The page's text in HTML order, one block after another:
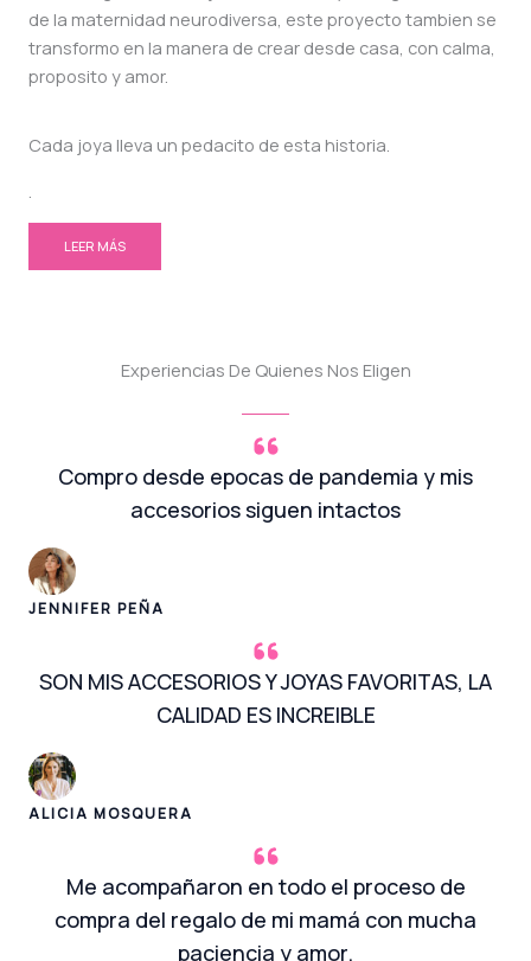
de la maternidad neurodiversa, este proyecto tambien se
transformo en la manera de crear desde casa, con calma,
proposito y amor.
Cada joya lleva un pedacito de esta historia.
.
LEER MÁS
Experiencias De Quienes Nos Eligen
Compro desde epocas de pandemia y mis
accesorios siguen intactos
JENNIFER PEÑA
SON MIS ACCESORIOS Y JOYAS FAVORITAS, LA
CALIDAD ES INCREIBLE
ALICIA MOSQUERA
Me acompañaron en todo el proceso de
compra del regalo de mi mamá con mucha
paciencia y amor.